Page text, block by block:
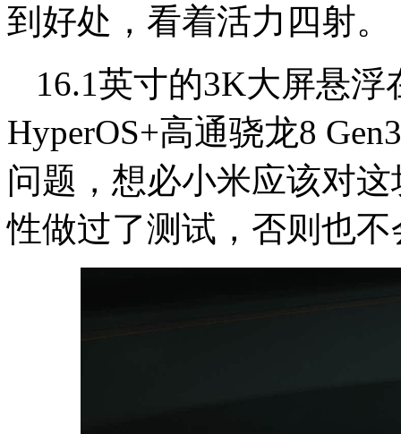
到好处，看着活力四射。
16.1英寸的3K大屏悬
HyperOS+高通骁龙8
问题，想必小米应该对
性做过了测试，否则也